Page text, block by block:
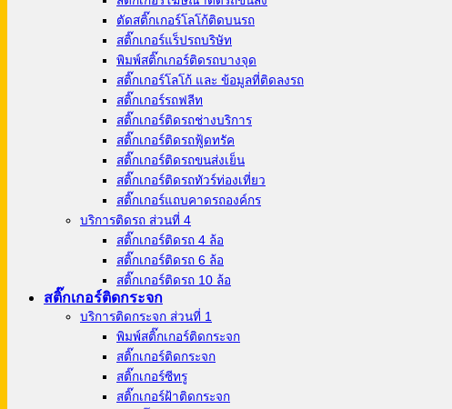
ตัดสติ๊กเกอร์โลโก้ติดบนรถ
สติ๊กเกอร์แร็ปรถบริษัท
พิมพ์สติ๊กเกอร์ติดรถบางจุด
สติ๊กเกอร์โลโก้ และ ข้อมูลที่ติดลงรถ
สติ๊กเกอร์รถฟลีท
สติ๊กเกอร์ติดรถช่างบริการ
สติ๊กเกอร์ติดรถฟู้ดทรัค
สติ๊กเกอร์ติดรถขนส่งเย็น
สติ๊กเกอร์ติดรถทัวร์ท่องเที่ยว
สติ๊กเกอร์แถบคาดรถองค์กร
บริการติดรถ ส่วนที่ 4
สติ๊กเกอร์ติดรถ 4 ล้อ
สติ๊กเกอร์ติดรถ 6 ล้อ
สติ๊กเกอร์ติดรถ 10 ล้อ
สติ๊กเกอร์ติดกระจก
บริการติดกระจก ส่วนที่ 1
พิมพ์สติ๊กเกอร์ติดกระจก
สติ๊กเกอร์ติดกระจก
สติ๊กเกอร์ซีทรู
สติ๊กเกอร์ฝ้าติดกระจก